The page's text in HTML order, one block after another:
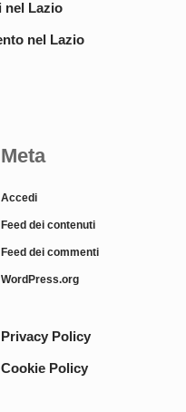
nel Lazio
nel Lazio
Meta
Accedi
Feed dei contenuti
Feed dei commenti
WordPress.org
Privacy Policy
Cookie Policy